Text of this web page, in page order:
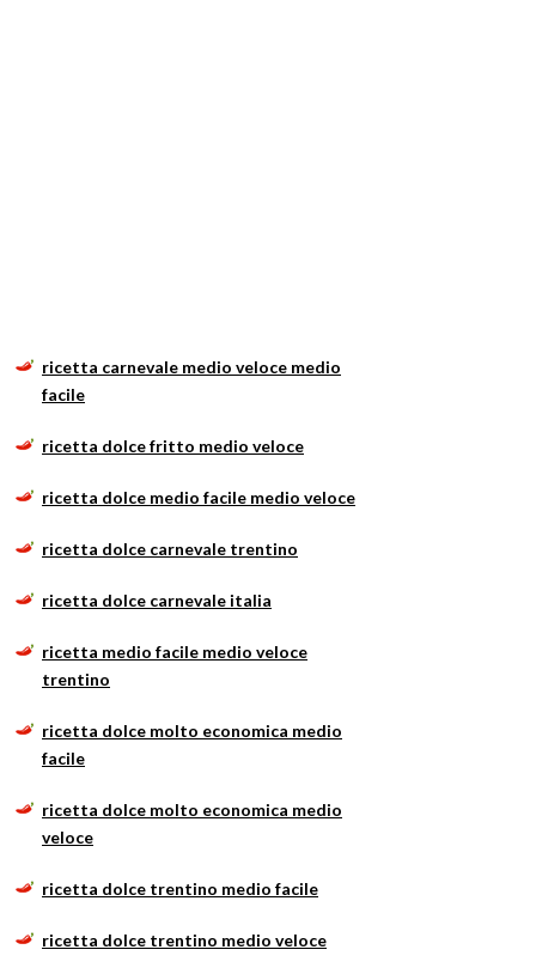
ricetta carnevale medio veloce medio
facile
ricetta dolce fritto medio veloce
ricetta dolce medio facile medio veloce
ricetta dolce carnevale trentino
ricetta dolce carnevale italia
ricetta medio facile medio veloce
trentino
ricetta dolce molto economica medio
facile
ricetta dolce molto economica medio
veloce
ricetta dolce trentino medio facile
ricetta dolce trentino medio veloce